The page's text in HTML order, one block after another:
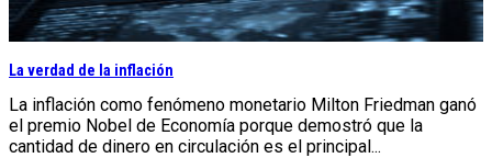
La verdad de la inflación
La inflación como fenómeno monetario Milton Friedman ganó
el premio Nobel de Economía porque demostró que la
cantidad de dinero en circulación es el principal...